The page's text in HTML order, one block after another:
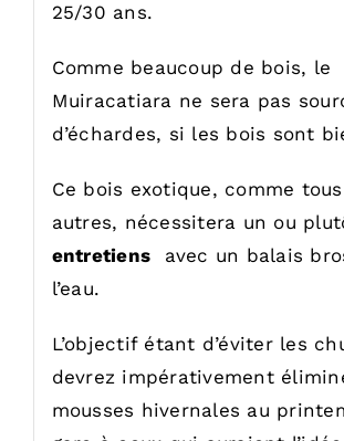
25/30 ans.
Comme beaucoup de bois, le
Muiracatiara ne sera pas
d’échardes, si les bois sont
Ce bois exotique, comme
autres, nécessitera un ou
entretiens avec un balais
l’eau.
L’objectif étant d’éviter les
devrez impérativement
mousses hivernales au